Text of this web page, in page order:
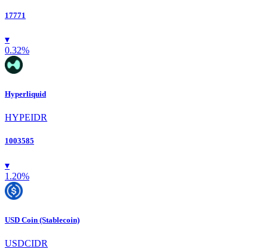
17771
▾
0.32%
Hyperliquid
HYPEIDR
1003585
▾
1.20%
USD Coin (Stablecoin)
USDCIDR